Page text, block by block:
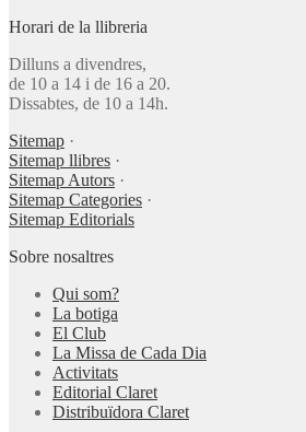
Horari de la llibreria
Dilluns a divendres,
de 10 a 14 i de 16 a 20.
Dissabtes, de 10 a 14h.
Sitemap ·
Sitemap llibres ·
Sitemap Autors ·
Sitemap Categories ·
Sitemap Editorials
Sobre nosaltres
Qui som?
La botiga
El Club
La Missa de Cada Dia
Activitats
Editorial Claret
Distribuïdora Claret